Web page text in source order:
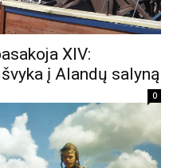
XIV:
į Alandų salyną
0